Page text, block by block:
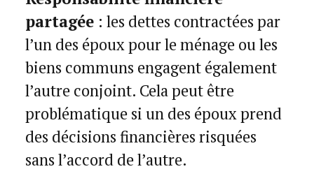
partagée : les dettes contractées par
l’un des époux pour le ménage ou les
biens communs engagent également
l’autre conjoint. Cela peut être
problématique si un des époux prend
des décisions financières risquées
sans l’accord de l’autre.